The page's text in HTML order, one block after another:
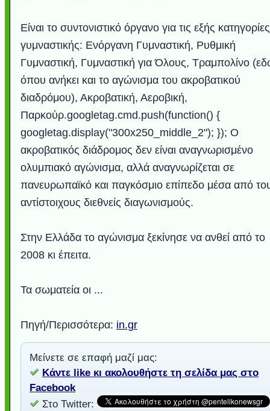
Είναι το συντονιστικό όργανο για τις εξής κατηγορίες
γυμναστικής: Ενόργανη Γυμναστική, Ρυθμική
Γυμναστική, Γυμναστική για Όλους, Τραμπολίνο
όπου ανήκει και το αγώνισμα του ακροβατικού
διαδρόμου), Ακροβατική, Αεροβική,
Παρκούρ.googletag.cmd.push(function() {
googletag.display("300x250_middle_2"); }); Ο
ακροβατικός διάδρομος δεν είναι αναγνωρισμένο
ολυμπιακό αγώνισμα, αλλά αναγνωρίζεται σε
πανευρωπαϊκό και παγκόσμιο επίπεδο μέσα από
αντίστοιχους διεθνείς διαγωνισμούς.
Στην Ελλάδα το αγώνισμα ξεκίνησε να ανθεί από το
2008 κι έπειτα.
Τα σωματεία οι ...
Πηγή/Περισσότερα: in.gr
Μείνετε σε επαφή μαζί μας:
Κάντε like κι ακολουθήστε τη σελίδα μας στο
Facebook
Στο Twitter: